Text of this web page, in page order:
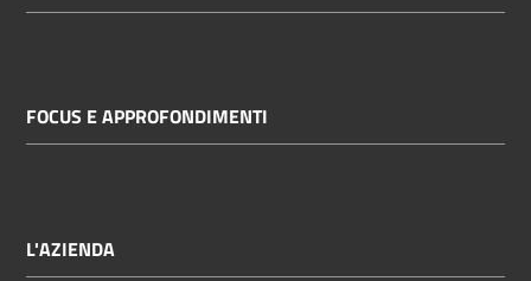
FOCUS E APPROFONDIMENTI
L'AZIENDA